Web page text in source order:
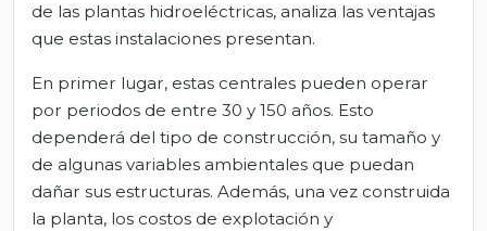
de las plantas hidroeléctricas, analiza las ventajas
que estas instalaciones presentan.
En primer lugar, estas centrales pueden operar
por periodos de entre 30 y 150 años. Esto
dependerá del tipo de construcción, su tamaño y
de algunas variables ambientales que puedan
dañar sus estructuras. Además, una vez construida
la planta, los costos de explotación y